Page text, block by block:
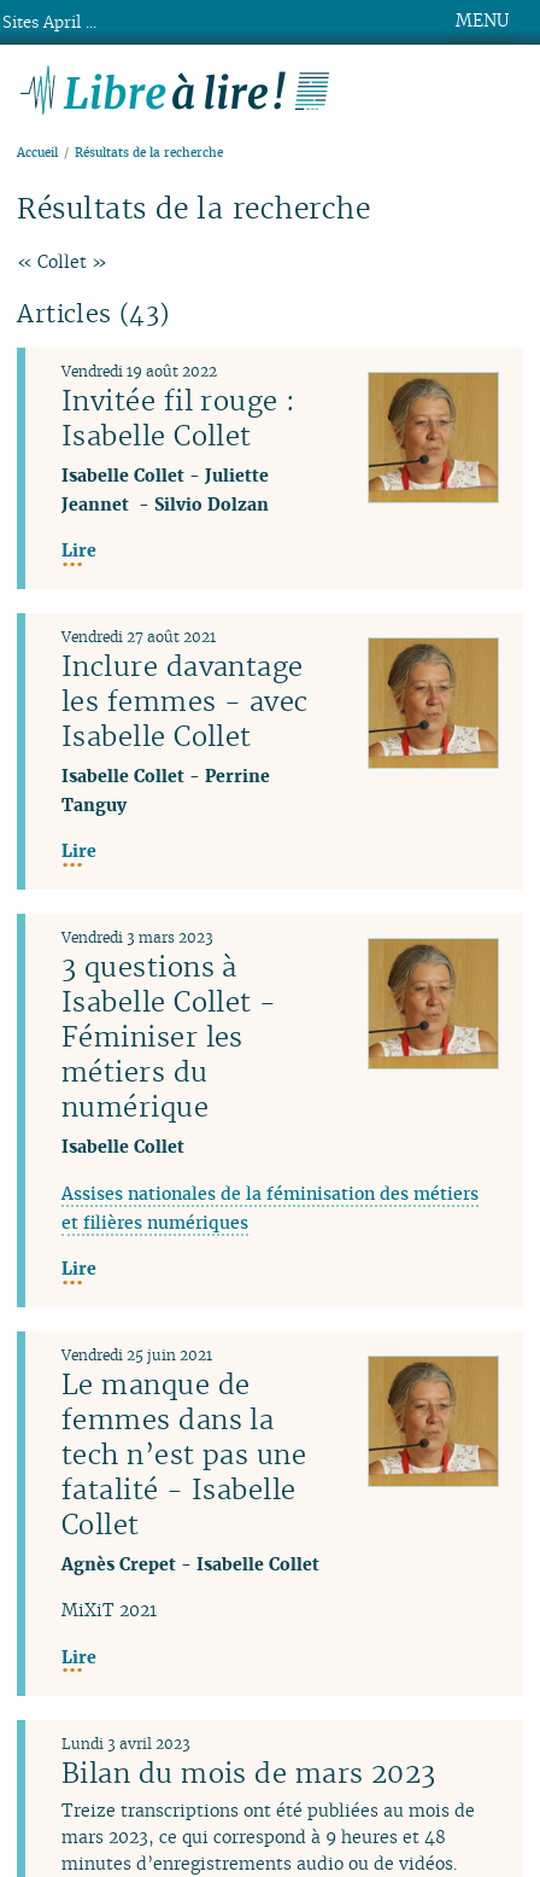
MENU
Accueil Résultats de la recherche
Résultats de la recherche
« Collet »
Articles (43)
Invitée fil rouge :
Isabelle Collet
Vendredi 19 août 2022
Isabelle Collet -Juliette
Jeannet -Silvio Dolzan
Lire
Inclure davantage
les femmes - avec
Isabelle Collet
Vendredi 27 août 2021
Isabelle Collet -Perrine
Tanguy
Lire
3 questions à
Isabelle Collet -
Féminiser les
métiers du
numérique
Vendredi 3 mars 2023
Isabelle Collet
Assises nationales de la féminisation des métiers
et filières numériques
Lire
Le manque de
femmes dans la
tech n’est pas une
fatalité - Isabelle
Collet
Vendredi 25 juin 2021
Agnès Crepet -Isabelle Collet
MiXiT 2021
Lire
Bilan du mois de mars 2023
Lundi 3 avril 2023
Treize transcriptions ont été publiées au mois de
mars 2023, ce qui correspond à 9 heures et 48
minutes d’enregistrements audio ou de vidéos.
Sites April ...